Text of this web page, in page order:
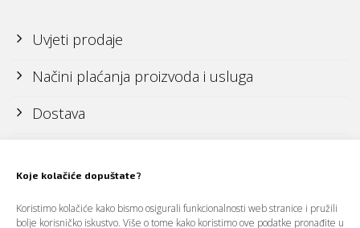
Koje kolačiće dopuštate?
Koristimo kolačiće kako bismo osigurali funkcionalnosti web stranice i pružili
bolje korisničko iskustvo. Više o tome kako koristimo ove podatke pronađite u
Uvjeti prodaje
Načini plaćanja proizvoda i usluga
Dostava
Politika zaštite osobnih podataka (GDPR)